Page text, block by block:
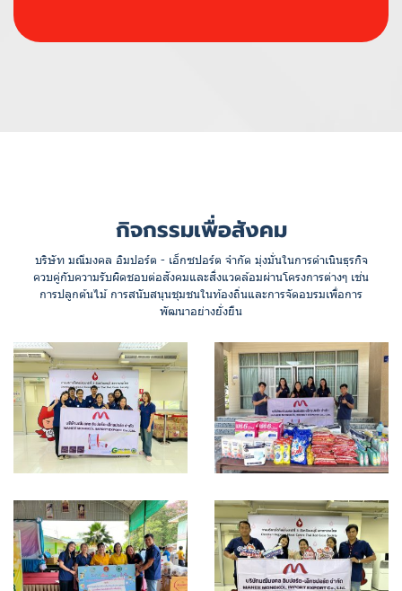
กิจกรรมเพื่อสังคม
บริษัท มณีมงคล อิมปอร์ต - เอ็กซปอร์ต จำกัด มุ่งมั่นในการดำเนินธุรกิจ
ควบคู่กับความรับผิดชอบต่อสังคมและสิ่งแวดล้อมผ่านโครงการต่างๆ เช่น
การปลูกต้นไม้ การสนับสนุนชุมชนในท้องถิ่นและการจัดอบรมเพื่อการ
พัฒนาอย่างยั่งยืน